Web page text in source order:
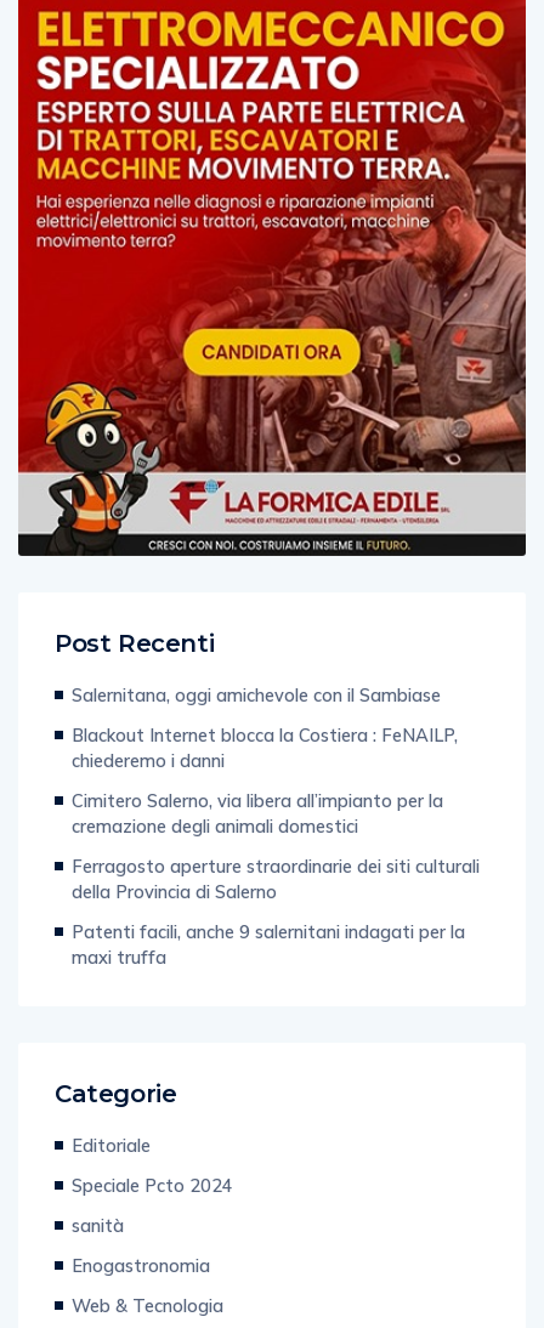
Post Recenti
Salernitana, oggi amichevole con il Sambiase
Blackout Internet blocca la Costiera : FeNAILP,
chiederemo i danni
Cimitero Salerno, via libera all’impianto per la
cremazione degli animali domestici
Ferragosto aperture straordinarie dei siti culturali
della Provincia di Salerno
Patenti facili, anche 9 salernitani indagati per la
maxi truffa
Categorie
Editoriale
Speciale Pcto 2024
sanità
Enogastronomia
Web & Tecnologia